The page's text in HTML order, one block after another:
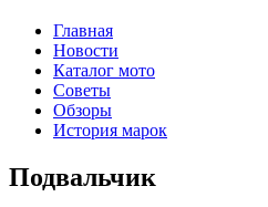
Главная
Новости
Каталог мото
Советы
Обзоры
История марок
Подвальчик